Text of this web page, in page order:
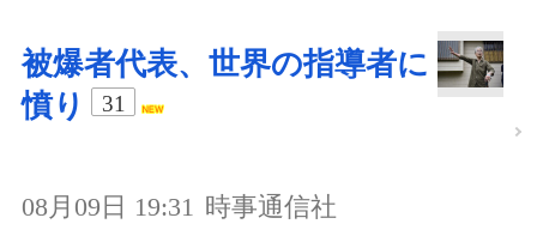
被爆者代表、世界の指導者に
憤り
31
08月09日 19:31 時事通信社